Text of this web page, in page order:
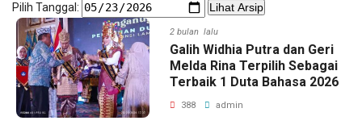
Pilih Tanggal: Lihat Arsip
2 bulan lalu
Galih Widhia Putra dan Geri
Melda Rina Terpilih Sebagai
Terbaik 1 Duta Bahasa 2026
388 admin